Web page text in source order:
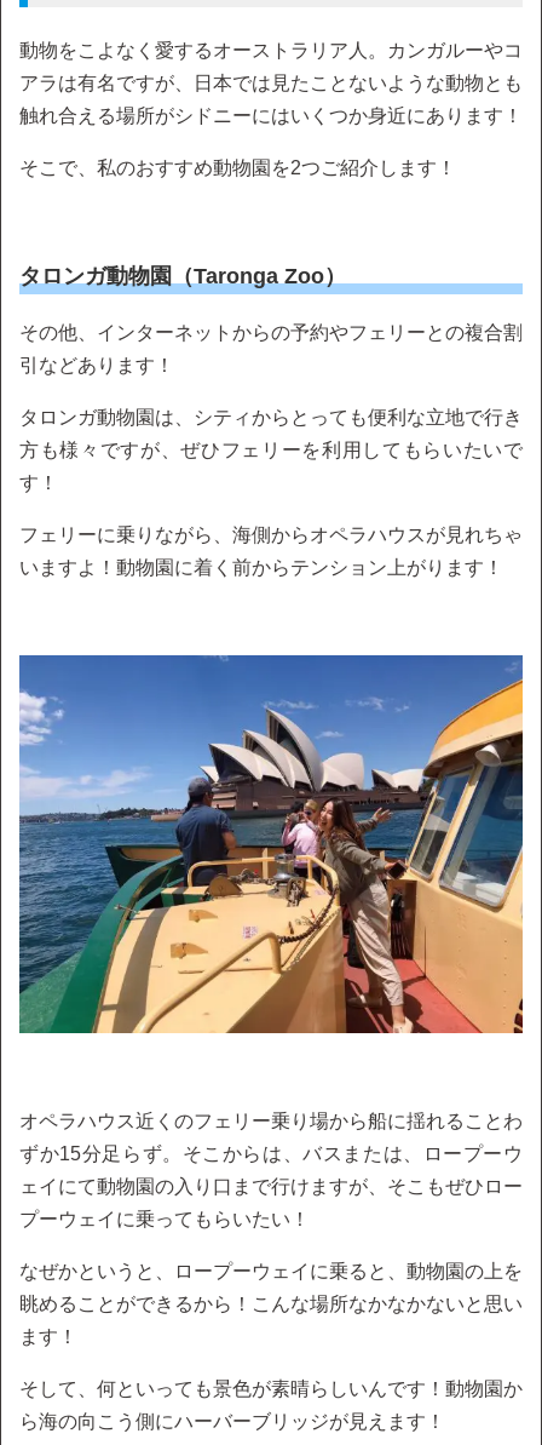
動物をこよなく愛するオーストラリア人。カンガルーやコ
アラは有名ですが、日本では見たことないような動物とも
触れ合える場所がシドニーにはいくつか身近にあります！
そこで、私のおすすめ動物園を2つご紹介します！
タロンガ動物園（Taronga Zoo）
その他、インターネットからの予約やフェリーとの複合割
引などあります！
タロンガ動物園は、シティからとっても便利な立地で行き
方も様々ですが、ぜひフェリーを利用してもらいたいで
す！
フェリーに乗りながら、海側からオペラハウスが見れちゃ
いますよ！動物園に着く前からテンション上がります！
オペラハウス近くのフェリー乗り場から船に揺れることわ
ずか15分足らず。そこからは、バスまたは、ロープーウ
ェイにて動物園の入り口まで行けますが、そこもぜひロー
プーウェイに乗ってもらいたい！
なぜかというと、ロープーウェイに乗ると、動物園の上を
眺めることができるから！こんな場所なかなかないと思い
ます！
そして、何といっても景色が素晴らしいんです！動物園か
ら海の向こう側にハーバーブリッジが見えます！